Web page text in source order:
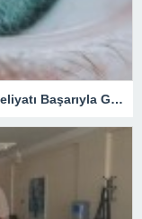
Kırklareli’nde Bir İlk: Göz Tansiyonu Ameliyatı Başarıyla Gerçekleştirildi